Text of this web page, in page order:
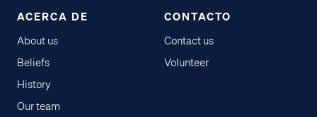
ACERCA DE
About us
Beliefs
History
Our team
CONTACTO
Contact us
Volunteer